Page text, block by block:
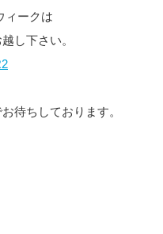
ィークは
し下さい。
待ちしております。